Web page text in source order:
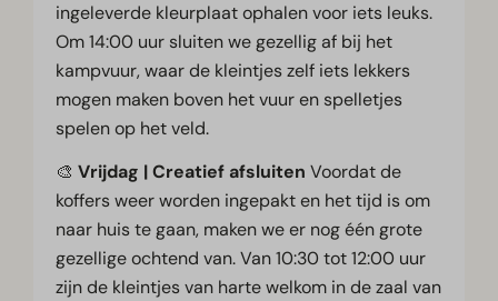
ingeleverde kleurplaat ophalen voor iets leuks.
Om 14:00 uur sluiten we gezellig af bij het
kampvuur, waar de kleintjes zelf iets lekkers
mogen maken boven het vuur en spelletjes
spelen op het veld.
🎨Vrijdag | Creatief afsluiten Voordat de
koffers weer worden ingepakt en het tijd is om
naar huis te gaan, maken we er nog één grote
gezellige ochtend van. Van 10:30 tot 12:00 uur
zijn de kleintjes van harte welkom in de zaal van